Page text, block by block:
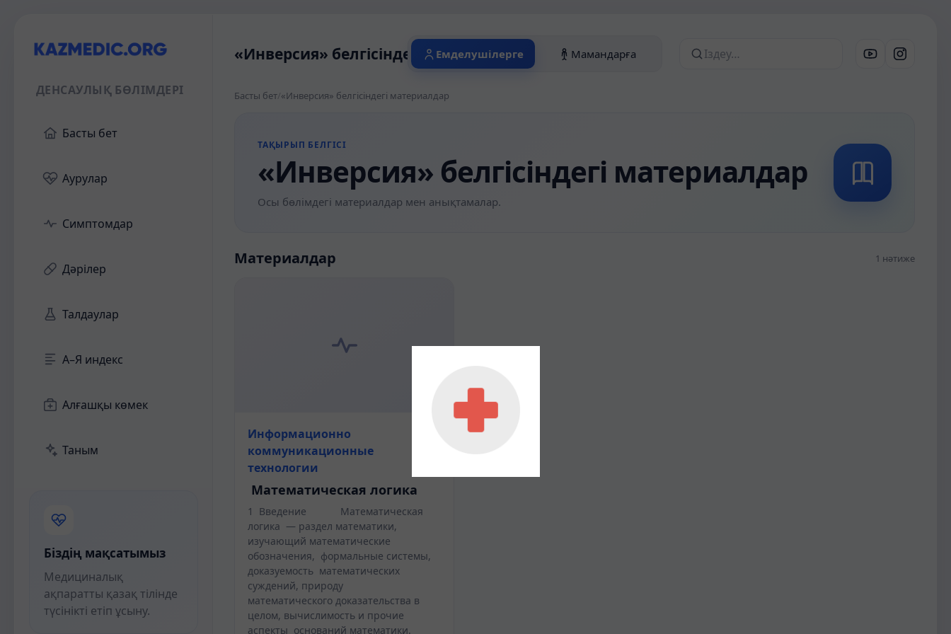
ДЕНСАУЛЫҚ БӨЛІМДЕРІ
Басты бет
Аурулар
Симптомдар
Дәрілер
Талдаулар
А–Я индекс
Алғашқы көмек
Таным
Біздің мақсатымыз
Медициналық
ақпаратты қазақ тілінде
түсінікті етіп ұсыну.
«Инверсия» белгісіндегі материалдар
Емделушілерге Мамандарға Сайттан іздеу
Басты бет/«Инверсия» белгісіндегі материалдар
ТАҚЫРЫП БЕЛГІСІ
«Инверсия» белгісіндегі материалдар
Осы бөлімдегі материалдар мен анықтамалар.
Материалдар 1 нәтиже
Информационно
коммуникационные
технологии
Математическая логика
1 Введение Математическая
логика — раздел математики,
изучающий математические
обозначения, формальные системы,
доказуемость математических
суждений, природу
математического доказательства в
целом, вычислимость и прочие
аспекты оснований математики.